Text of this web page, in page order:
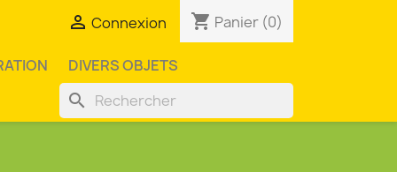
 Connexion shopping_cart Panier (0)
DIVERS OBJETS
search